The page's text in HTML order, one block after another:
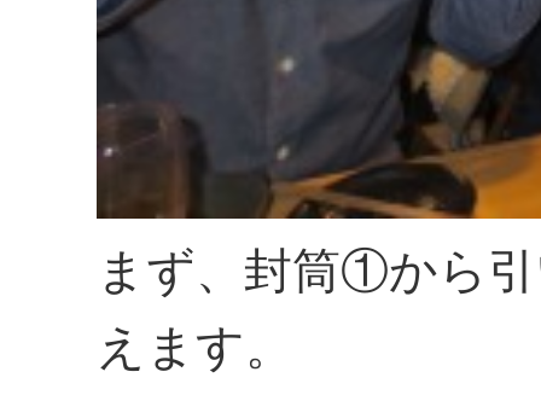
まず、封筒①から
えます。